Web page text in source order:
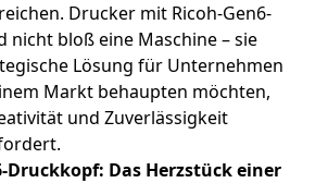
Drucker mit Ricoh-Gen6-
nicht bloß eine Maschine – sie
Lösung für Unternehmen
Markt behaupten möchten,
und Zuverlässigkeit
Druckkopf: Das Herzstück einer